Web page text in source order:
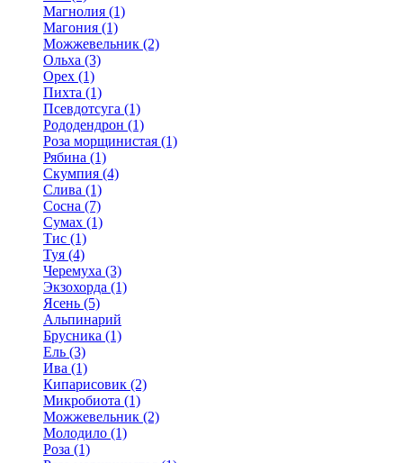
Магнолия (1)
Магония (1)
Можжевельник (2)
Ольха (3)
Орех (1)
Пихта (1)
Псевдотсуга (1)
Рододендрон (1)
Роза морщинистая (1)
Рябина (1)
Скумпия (4)
Слива (1)
Сосна (7)
Сумах (1)
Тис (1)
Туя (4)
Черемуха (3)
Экзохорда (1)
Ясень (5)
Альпинарий
Брусника (1)
Ель (3)
Ива (1)
Кипарисовик (2)
Микробиота (1)
Можжевельник (2)
Молодило (1)
Роза (1)